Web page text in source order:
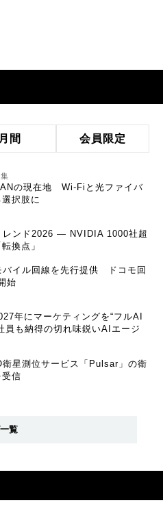
月間 会員限定
の現在地 Wi-Fiと光ファイバ
択肢に
レンド2026 ― NVIDIA 1000社超
換点」
バイル回線を先行提供 ドコモ回
始
年にマーケティングを“フルAI
も納得の切れ味鋭いAIエージ
星測位サービス「Pulsar」の衛
信
覧